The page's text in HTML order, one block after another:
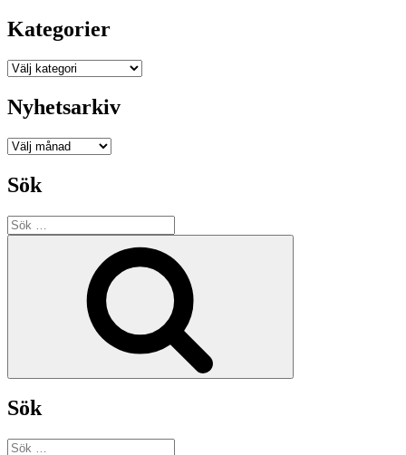
Kategorier
Kategorier
Nyhetsarkiv
Nyhetsarkiv
Sök
Sök
efter:
Sök
Sök